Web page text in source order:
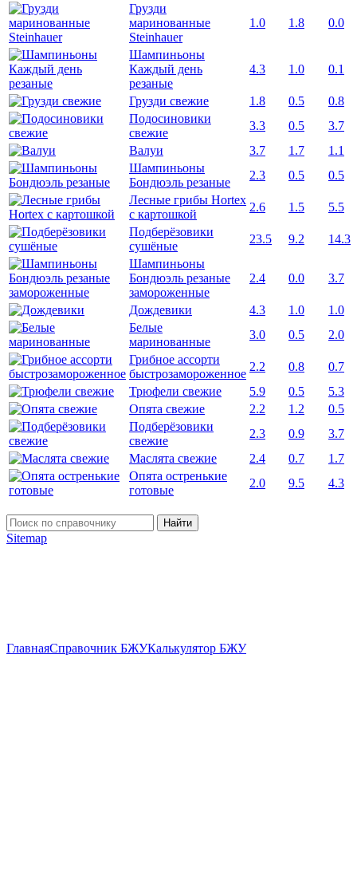
Грузди
маринованные
Steinhauer
1.0 1.8 0.0
Шампиньоны
Каждый день
резаные
4.3 1.0 0.1
Грузди свежие 1.8 0.5
0.8
Подосиновики
свежие
3.3 0.5
3.7
Валуи
3.7 1.7
1.1
Шампиньоны
Бондюэль резаные
2.3 0.5
0.5
Лесные грибы Hortex
с картошкой
2.6 1.5
5.5
Подберёзовики
сушёные
23.5 9.2
14.3
Шампиньоны
Бондюэль резаные
замороженные
2.4 0.0 3.7
Дождевики 4.3 1.0
1.0
Белые
маринованные
3.0 0.5
2.0
Грибное ассорти
быстрозамороженное
2.2 0.8
0.7
Трюфели свежие
5.9 0.5
5.3
Опята свежие
2.2 1.2
0.5
Подберёзовики
свежие
2.3 0.9
3.7
Маслята свежие
2.4 0.7
1.7
Опята остренькие
готовые
2.0 9.5 4.3
Найти
Sitemap
ГлавнаяСправочник БЖУКалькулятор БЖУ